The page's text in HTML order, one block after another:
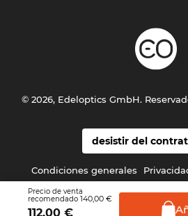
Precio de venta
recomendado 140,00 €
112,00 €
desistir del
Condiciones generales
© 2026, Edeloptics GmbH.